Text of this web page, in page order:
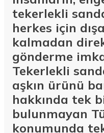
tekerlekli
herkes için
kalmadan
gönderme
Tekerlekli
aşkın ürünü
hakkında tek
bulunmayan
konumunda